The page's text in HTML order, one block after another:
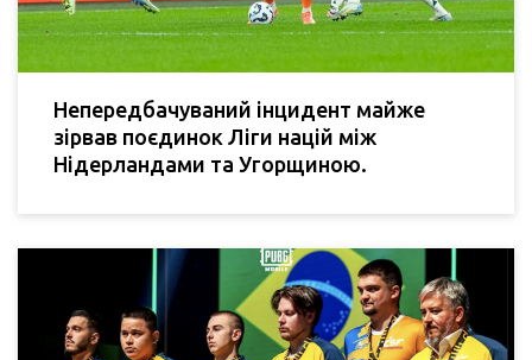
Непередбачуваний інцидент майже
зірвав поєдинок Ліги націй між
Нідерландами та Угорщиною.